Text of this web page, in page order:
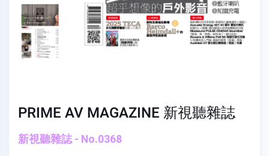
PRIME AV MAGAZINE 新視聽雜誌
新視聽雜誌 - No.0368